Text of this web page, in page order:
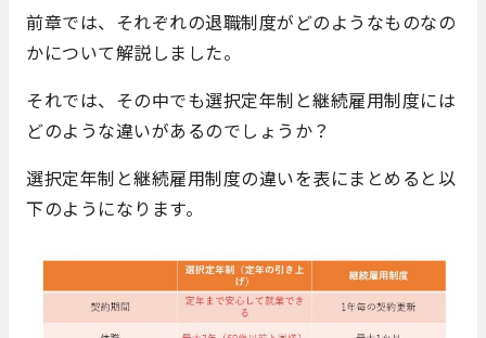
前章では、それぞれの退職制度がどのようなものなの
かについて解説しました。
それでは、その中でも選択定年制と継続雇用制度には
どのような違いがあるのでしょうか？
選択定年制と継続雇用制度の違いを表にまとめると以
下のようになります。